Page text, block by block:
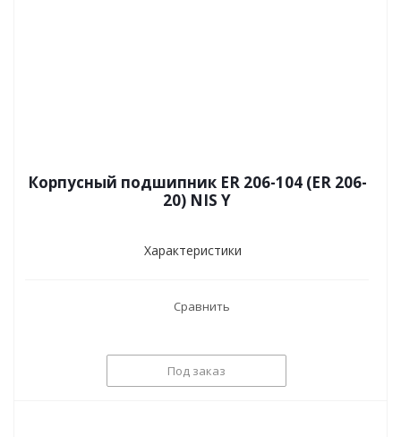
Корпусный подшипник ER 206-104 (ER 206-
20) NIS Y
Характеристики
Сравнить
Под заказ